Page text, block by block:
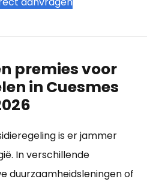
premies voor
in Cuesmes
is er jammer
In verschillende
duurzaamheidsleningen of